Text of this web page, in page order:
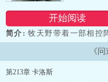
开始阅读
简介: 牧天野带着一部相控
雷达基地化为洞天。
雷达扫描过后，一切尽在
有了雷达，在修仙的道路
《
第213章 卡洛斯